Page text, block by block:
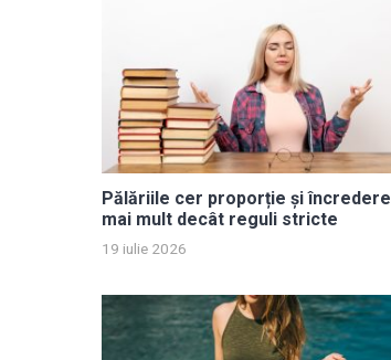
Pălăriile cer proporție și încredere
mai mult decât reguli stricte
19 iulie 2026